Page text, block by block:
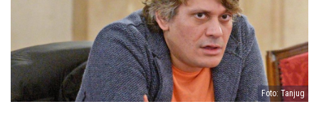
Foto: Tanjug